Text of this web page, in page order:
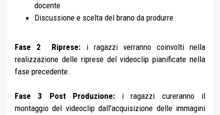
docente
Discussione e scelta del brano da produrre
Fase 2 Riprese: i ragazzi verranno coinvolti nella
realizzazione delle riprese del videoclip pianificate nella
fase precedente.
Fase 3 Post Produzione:i ragazzi cureranno il
montaggio del videoclip dall’acquisizione delle immagini